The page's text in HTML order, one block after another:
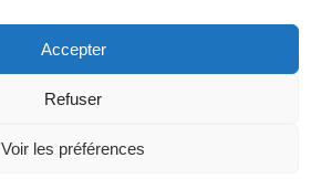
Accepter
Refuser
Voir les préférences